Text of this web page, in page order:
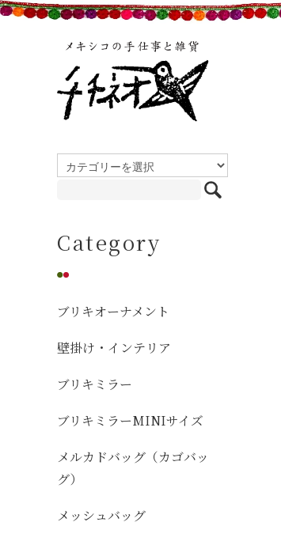
Category
ブリキオーナメント
壁掛け・インテリア
ブリキミラー
ブリキミラーMINIサイズ
メルカドバッグ（カゴバッ
グ）
メッシュバッグ